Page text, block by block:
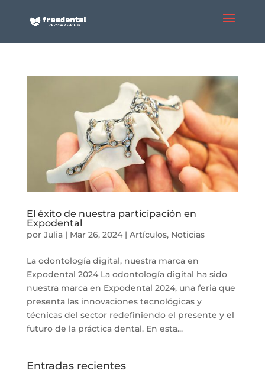
El éxito de nuestra participación en
Expodental
por Julia| Mar 26, 2024| Artículos, Noticias
La odontología digital, nuestra marca en
Expodental 2024 La odontología digital ha sido
nuestra marca en Expodental 2024, una feria que
presenta las innovaciones tecnológicas y
técnicas del sector redefiniendo el presente y el
futuro de la práctica dental. En esta...
Entradas recientes